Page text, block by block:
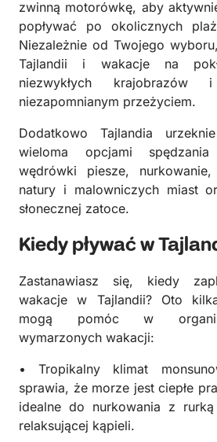
zwinną motorówkę, aby
popływać po okolicznych
Niezależnie od Twojego
Tajlandii i wakacje na
niezwykłych
niezapomnianym przeżyciem.
Dodatkowo Tajlandia
wieloma opcjami
wędrówki piesze,
natury i malowniczych miast
słonecznej zatoce.
Kiedy pływać w
Zastanawiasz się, kiedy
wakacje w Tajlandii? Oto
mogą pomóc w
wymarzonych wakacji:
• Tropikalny klimat
sprawia, że morze jest ciepłe
idealne do nurkowania z
relaksującej kąpieli.